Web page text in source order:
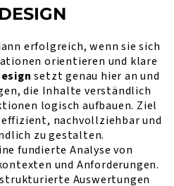
erfolgreich, wenn sie sich
orientieren und klare
setzt genau hier an und
die Inhalte verständlich
logisch aufbauen. Ziel
nachvollziehbar und
zu gestalten.
fundierte Analyse von
und Anforderungen.
Auswertungen